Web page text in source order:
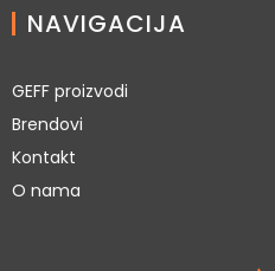
NAVIGACIJA
GEFF proizvodi
Brendovi
Kontakt
O nama